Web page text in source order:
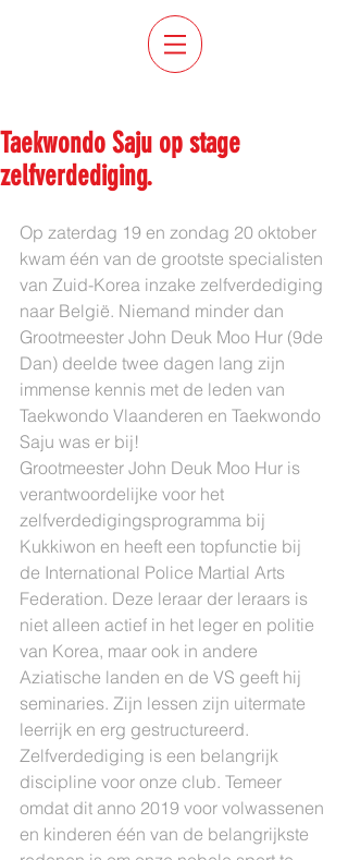
Taekwondo Saju op stage
zelfverdediging.
Op zaterdag 19 en zondag 20 oktober
kwam één van de grootste specialisten
van Zuid-Korea inzake zelfverdediging
naar België. Niemand minder dan
Grootmeester John Deuk Moo Hur (9de
Dan) deelde twee dagen lang zijn
immense kennis met de leden van
Taekwondo Vlaanderen en Taekwondo
Saju was er bij!
Grootmeester John Deuk Moo Hur is
verantwoordelijke voor het
zelfverdedigingsprogramma bij
Kukkiwon en heeft een topfunctie bij
de International Police Martial Arts
Federation. Deze leraar der leraars is
niet alleen actief in het leger en politie
van Korea, maar ook in andere
Aziatische landen en de VS geeft hij
seminaries. Zijn lessen zijn uitermate
leerrijk en erg gestructureerd.
Zelfverdediging is een belangrijk
discipline voor onze club. Temeer
omdat dit anno 2019 voor volwassenen
en kinderen één van de belangrijkste